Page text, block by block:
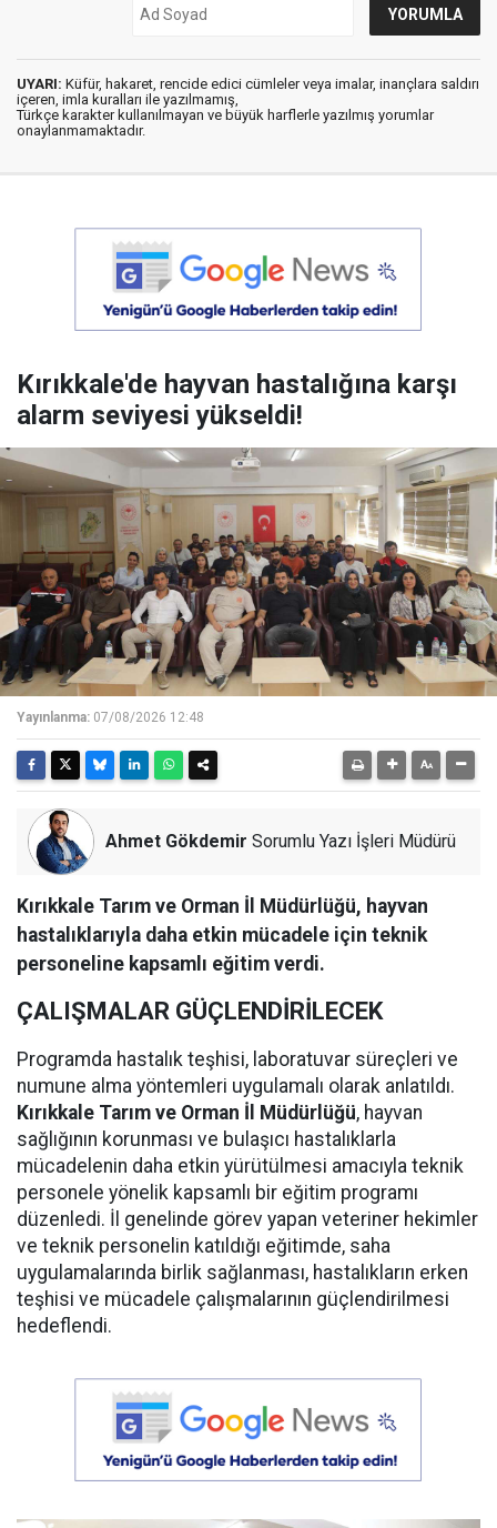
UYARI: Küfür, hakaret, rencide edici cümleler veya imalar, inançlara saldırı
içeren, imla kuralları ile yazılmamış,
Türkçe karakter kullanılmayan ve büyük harflerle yazılmış yorumlar
onaylanmamaktadır.
Kırıkkale'de hayvan hastalığına karşı
alarm seviyesi yükseldi!
Yayınlanma: 07/08/2026 12:48
Ahmet Gökdemir Sorumlu Yazı İşleri Müdürü
Kırıkkale Tarım ve Orman İl Müdürlüğü, hayvan
hastalıklarıyla daha etkin mücadele için teknik
personeline kapsamlı eğitim verdi.
ÇALIŞMALAR GÜÇLENDİRİLECEK
Programda hastalık teşhisi, laboratuvar süreçleri ve
numune alma yöntemleri uygulamalı olarak anlatıldı.
Kırıkkale Tarım ve Orman İl Müdürlüğü, hayvan
sağlığının korunması ve bulaşıcı hastalıklarla
mücadelenin daha etkin yürütülmesi amacıyla teknik
personele yönelik kapsamlı bir eğitim programı
düzenledi. İl genelinde görev yapan veteriner hekimler
ve teknik personelin katıldığı eğitimde, saha
uygulamalarında birlik sağlanması, hastalıkların erken
teşhisi ve mücadele çalışmalarının güçlendirilmesi
hedeflendi.